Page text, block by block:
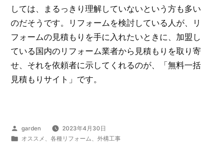
しては、まるっきり理解していないという方も多い
のだそうです。リフォームを検討している人が、リ
フォームの見積もりを手に入れたいときに、加盟し
ている国内のリフォーム業者から見積もりを取り寄
せ、それを依頼者に示してくれるのが、「無料一括
見積もりサイト」です。
投
稿
garden
2023年4月30日
カ
オススメ 各種リフォーム
外構工事